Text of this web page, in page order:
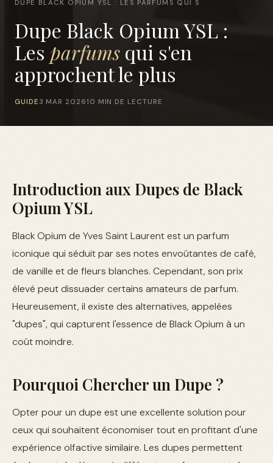
DUPE BLACK OPIUM YSL : LES PARFUMS QUI S
Dupe Black Opium YSL :
Les parfums qui s'en
approchent le plus
GUIDE 3 MAR 202610 MIN DE LECTURE
Introduction aux Dupes de Black
Opium YSL
Black Opium de Yves Saint Laurent est un parfum
iconique qui séduit par ses notes envoûtantes de café,
de vanille et de fleurs blanches. Cependant, son prix
élevé peut dissuader certains amateurs de parfum.
Heureusement, il existe des alternatives, appelées
"dupes", qui capturent l'essence de Black Opium à un
coût moindre.
Pourquoi Chercher un Dupe ?
Opter pour un dupe est une excellente solution pour
ceux qui souhaitent économiser tout en profitant d'une
expérience olfactive similaire. Les dupes permettent